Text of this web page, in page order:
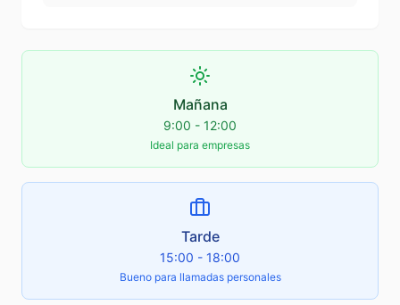
Mañana
9:00 - 12:00
Ideal para empresas
Tarde
15:00 - 18:00
Bueno para llamadas personales